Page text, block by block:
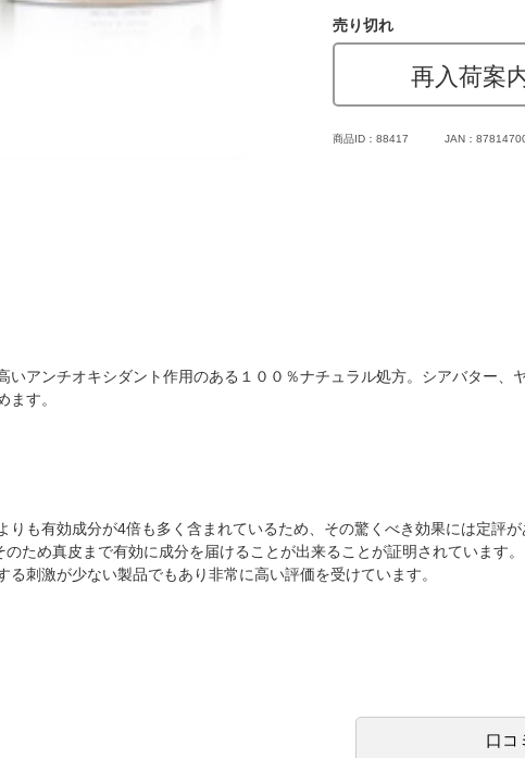
売り切れ
再入荷案
商品ID：88417 JAN：
いアンチオキシダント作用のある１００％ナチュラル処方。シアバター、
す。
も有効成分が4倍も多く含まれているため、その驚くべき効果には定評が
ため真皮まで有効に成分を届けることが出来ることが証明されています
刺激が少ない製品でもあり非常に高い評価を受けています。
口コ